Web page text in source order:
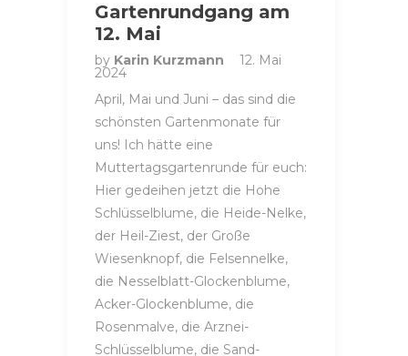
Gartenrundgang am
12. Mai
by Karin Kurzmann 12. Mai
2024
April, Mai und Juni – das sind die
schönsten Gartenmonate für
uns! Ich hätte eine
Muttertagsgartenrunde für euch:
Hier gedeihen jetzt die Hohe
Schlüsselblume, die Heide-Nelke,
der Heil-Ziest, der Große
Wiesenknopf, die Felsennelke,
die Nesselblatt-Glockenblume,
Acker-Glockenblume, die
Rosenmalve, die Arznei-
Schlüsselblume, die Sand-